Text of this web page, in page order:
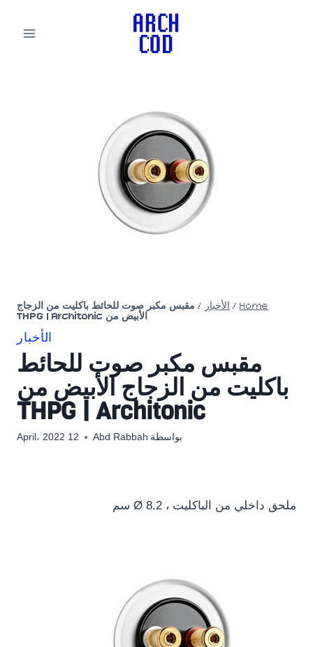
Home
/ الأخبار / مقبس مكبر صوت للحائط باكليت من الزجاج
الأبيض من THPG | Architonic
الأخبار
مقبس مكبر صوت للحائط
باكليت من الزجاج الأبيض من
THPG | Architonic
بواسطة Abd Rabbah 12 April، 2022
ملحق داخلي من الباكليت ، Ø 8.2 سم